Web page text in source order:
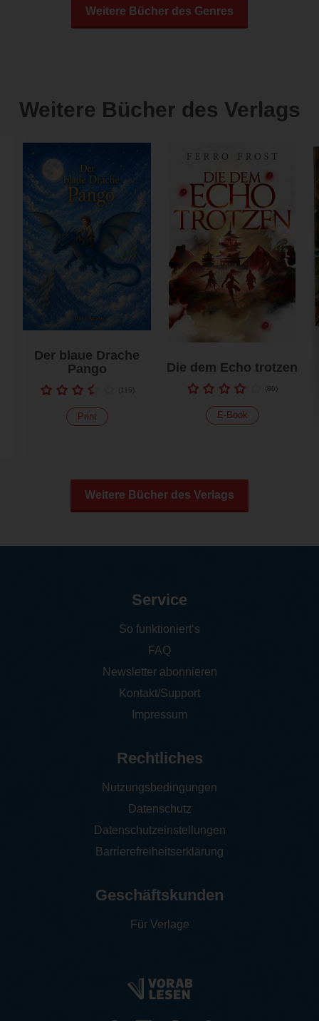
Weitere Bücher des Genres
Weitere Bücher des Verlags
Der blaue Drache
Pango
(115)
Print
Die dem Echo trotzen
(80)
E-Book
Weitere Bücher des Verlags
Service
So funktioniert‘s
FAQ
Newsletter abonnieren
Kontakt/Support
Impressum
Rechtliches
Nutzungsbedingungen
Datenschutz
Datenschutzeinstellungen
Barrierefreiheitserklärung
Geschäftskunden
Für Verlage